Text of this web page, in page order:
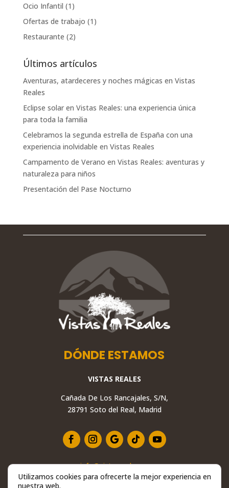
Ocio Infantil (1)
Ofertas de trabajo (1)
Restaurante (2)
Últimos artículos
Aventuras, atardeceres y noches mágicas en Vistas
Reales
Eclipse solar en Vistas Reales: una experiencia única
para toda la familia
Celebramos la segunda estrella de España con una
experiencia inolvidable en Vistas Reales
Campamento de Verano en Vistas Reales: aventuras y
naturaleza para niños
Presentación del Pase Nocturno
DÓNDE ESTAMOS
VISTAS REALES
Cañada De Los Rancajales, S/N,
28791 Soto del Real, Madrid
info@vistasreales.es
+34 629 234 558
Utilizamos cookies para ofrecerte la mejor experiencia en
nuestra web.